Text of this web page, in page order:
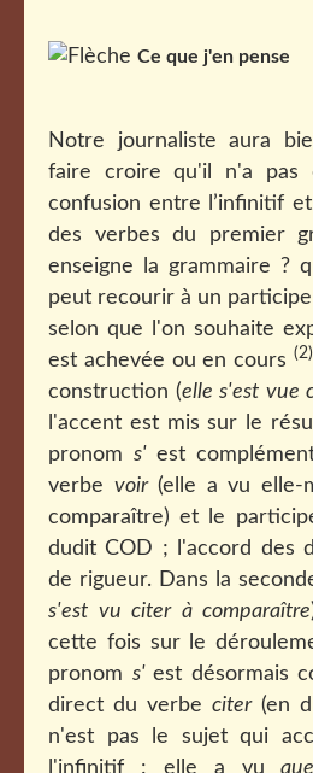
Ce que j'en pense
Notre journaliste aura
faire croire qu'il n'a pas
confusion entre l’infinitif
des verbes du premier
enseigne la grammaire ?
peut recourir à un
selon que l'on souhaite
est achevée ou en cours (2)
construction (elle s'est vue
l'accent est mis sur le
pronom s' est
verbe voir(elle a vu elle-
comparaître) et le
dudit COD ; l'accord des
de rigueur. Dans la
s'est vu citer à comparaître
cette fois sur le
pronom s'est désormais
direct du verbeciter (en
n'est pas le sujet qui
l'infinitif : elle a vu